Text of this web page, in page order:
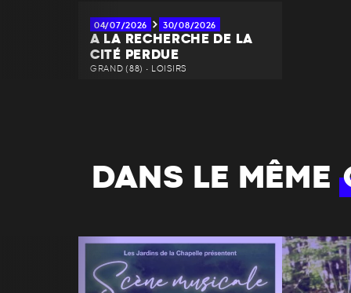
04/07/2026 30/08/2026
A LA RECHERCHE DE LA
CITÉ PERDUE
GRAND (88) • LOISIRS
DANS LE MÊME